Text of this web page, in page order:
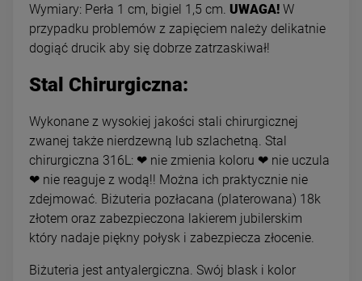
Wymiary: Perła 1 cm, bigiel 1,5 cm. UWAGA! W
przypadku problemów z zapięciem należy delikatnie
dogiąć drucik aby się dobrze zatrzaskiwał!
Stal Chirurgiczna:
Wykonane z wysokiej jakości stali chirurgicznej
zwanej także nierdzewną lub szlachetną. Stal
chirurgiczna 316L: ❤ nie zmienia koloru ❤ nie uczula
❤ nie reaguje z wodą!! Można ich praktycznie nie
zdejmować. Biżuteria pozłacana (platerowana) 18k
złotem oraz zabezpieczona lakierem jubilerskim
który nadaje piękny połysk i zabezpiecza złocenie.
Biżuteria jest antyalergiczna. Swój blask i kolor